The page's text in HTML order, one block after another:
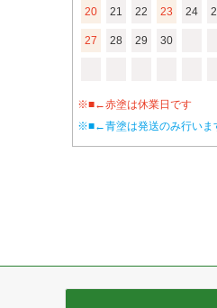
20 21 22 23 24
27 28 29 30
※■←赤塗は休業日です
※■←青塗は発送のみ行いま